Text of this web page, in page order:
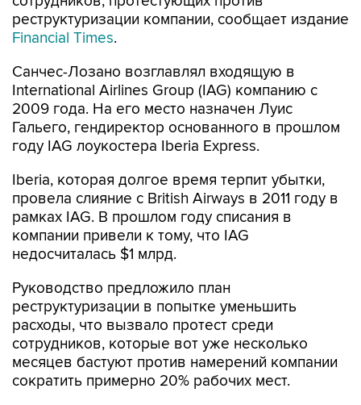
реструктуризации компании, сообщает издание
Financial Times.
Санчес-Лозано возглавлял входящую в
International Airlines Group (IAG) компанию с
2009 года. На его место назначен Луис
Гальего, гендиректор основанного в прошлом
году IAG лоукостера Iberia Express.
Iberia, которая долгое время терпит убытки,
провела слияние с British Airways в 2011 году в
рамках IAG. В прошлом году списания в
компании привели к тому, что IAG
недосчиталась $1 млрд.
Руководство предложило план
реструктуризации в попытке уменьшить
расходы, что вызвало протест среди
сотрудников, которые вот уже несколько
месяцев бастуют против намерений компании
сократить примерно 20% рабочих мест.